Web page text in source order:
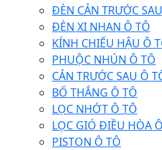
ĐÈN CẢN TRƯỚC
ĐÈN XI NHAN Ô TÔ
KÍNH CHIẾU HẬU Ô
PHUỘC NHÚN Ô TÔ
CẢN TRƯỚC SAU Ô
BỐ THẮNG Ô TÔ
LỌC NHỚT Ô TÔ
LỌC GIÓ ĐIỀU HÒA
PISTON Ô TÔ